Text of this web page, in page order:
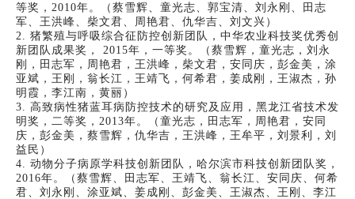
等奖，2010年。（蔡雪辉、童光志、郭宝清、刘永刚、田志
军、王洪峰、柴文君、周艳君、仇华吉、刘文兴）
2. 猪繁殖与呼吸综合征防控创新团队，中华农业科技奖优秀创
新团队成果奖， 2015年，一等奖。（蔡雪辉，童光志，刘永
刚，田志军，周艳君，王洪峰，柴文君，安同庆，彭金美，涂
亚斌，王刚，翁长江，王靖飞，何希君，姜成刚，王淑杰，孙
明霞，李江南，黄丽）
3. 高致病性猪蓝耳病防控技术的研究及应用，黑龙江省技术发
明奖，二等奖，2013年。（童光志，田志军，周艳君，安同
庆，彭金美，蔡雪辉，仇华吉，王洪峰，王牟平，刘景利，刘
益民）
4. 动物分子病原学科技创新团队，哈尔滨市科技创新团队奖，
2016年。（蔡雪辉、田志军、王靖飞、翁长江、安同庆、何希
君、刘永刚、涂亚斌、姜成刚、彭金美、王淑杰、王刚、李江